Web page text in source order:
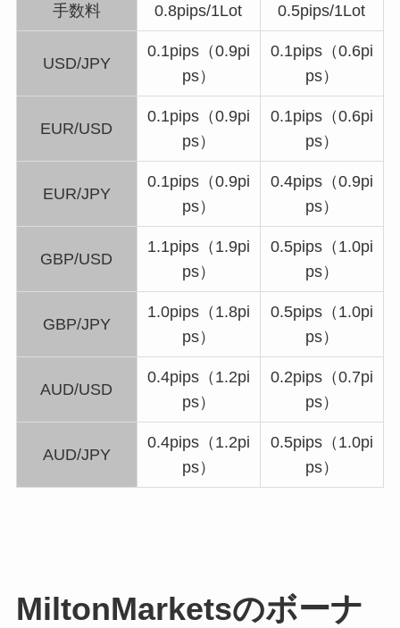
手数料 0.8pips/1Lot 0.5pips/1Lot
USD/JPY
0.1pips（0.9pi
ps）
0.1pips（0.6pi
ps）
EUR/USD
0.1pips（0.9pi
ps）
0.1pips（0.6pi
ps）
EUR/JPY
0.1pips（0.9pi
ps）
0.4pips（0.9pi
ps）
GBP/USD
1.1pips（1.9pi
ps）
0.5pips（1.0pi
ps）
GBP/JPY
1.0pips（1.8pi
ps）
0.5pips（1.0pi
ps）
AUD/USD
0.4pips（1.2pi
ps）
0.2pips（0.7pi
ps）
AUD/JPY
0.4pips（1.2pi
ps）
0.5pips（1.0pi
ps）
MiltonMarketsのボーナ